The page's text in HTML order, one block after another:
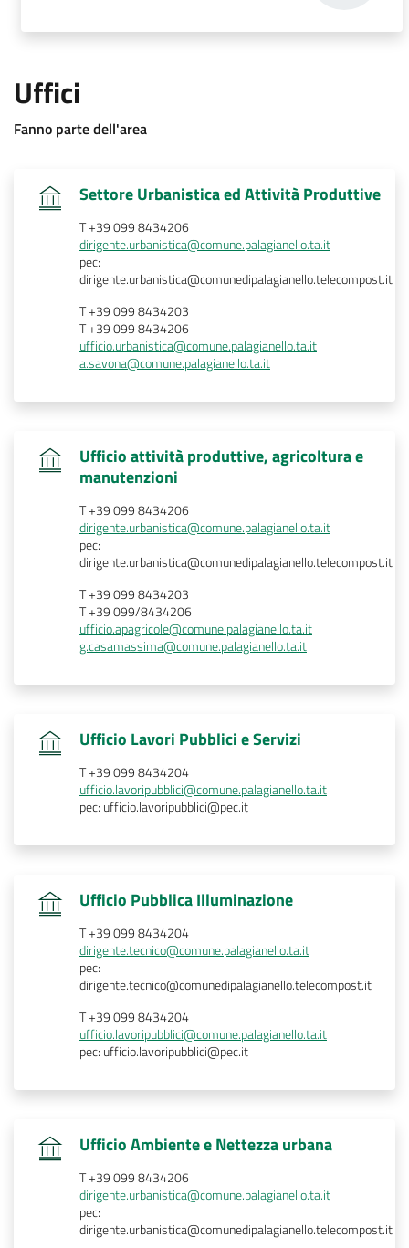
Uffici
Fanno parte dell'area
Settore Urbanistica ed Attività Produttive.
T +39 099 8434206
dirigente.urbanistica@comune.palagianello.ta.it
pec:
dirigente.urbanistica@comunedipalagianello.telecompost.it
T +39 099 8434203
T +39 099 8434206
ufficio.urbanistica@comune.palagianello.ta.it
a.savona@comune.palagianello.ta.it
Ufficio attività produttive, agricoltura e
manutenzioni
T +39 099 8434206
dirigente.urbanistica@comune.palagianello.ta.it
pec:
dirigente.urbanistica@comunedipalagianello.telecompost.it
T +39 099 8434203
T +39 099/8434206
ufficio.apagricole@comune.palagianello.ta.it
g.casamassima@comune.palagianello.ta.it
Ufficio Lavori Pubblici e Servizi
T +39 099 8434204
ufficio.lavoripubblici@comune.palagianello.ta.it
pec: ufficio.lavoripubblici@pec.it
Ufficio Pubblica Illuminazione.
T +39 099 8434204
dirigente.tecnico@comune.palagianello.ta.it
pec:
dirigente.tecnico@comunedipalagianello.telecompost.it
T +39 099 8434204
ufficio.lavoripubblici@comune.palagianello.ta.it
pec: ufficio.lavoripubblici@pec.it
Ufficio Ambiente e Nettezza urbana.
T +39 099 8434206
dirigente.urbanistica@comune.palagianello.ta.it
pec:
dirigente.urbanistica@comunedipalagianello.telecompost.it